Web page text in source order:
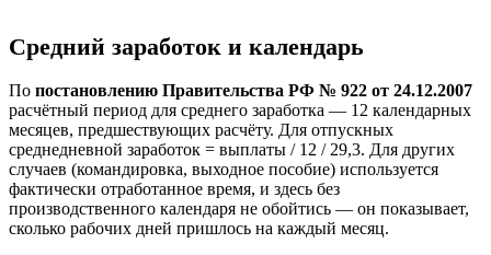
Средний заработок и календарь
По постановлению Правительства РФ № 922 от 24.12.2007
расчётный период для среднего заработка — 12 календарных
месяцев, предшествующих расчёту. Для отпускных
среднедневной заработок = выплаты / 12 / 29,3. Для других
случаев (командировка, выходное пособие) используется
фактически отработанное время, и здесь без
производственного календаря не обойтись — он показывает,
сколько рабочих дней пришлось на каждый месяц.